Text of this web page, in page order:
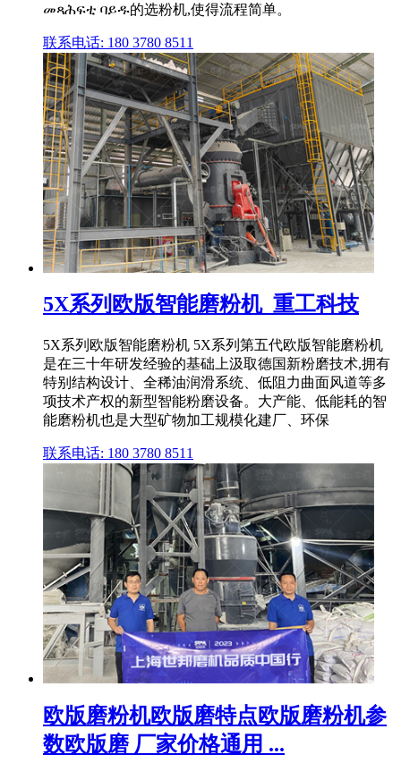
መጻሕፍቲ ባይዱ的选粉机,使得流程简单。
联系电话: 180 3780 8511
5X系列欧版智能磨粉机_重工科技
5X系列欧版智能磨粉机 5X系列第五代欧版智能磨粉机
是在三十年研发经验的基础上汲取德国新粉磨技术,拥有
特别结构设计、全稀油润滑系统、低阻力曲面风道等多
项技术产权的新型智能粉磨设备。大产能、低能耗的智
能磨粉机也是大型矿物加工规模化建厂、环保
联系电话: 180 3780 8511
欧版磨粉机欧版磨特点欧版磨粉机参
数欧版磨 厂家价格通用 ...